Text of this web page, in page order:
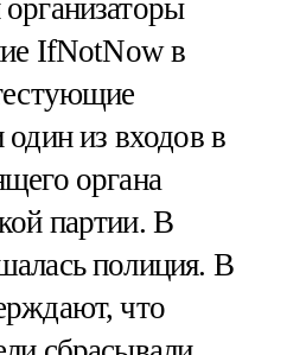
IfNotNow в
один из входов в
органа
партии. В
полиция. В
что